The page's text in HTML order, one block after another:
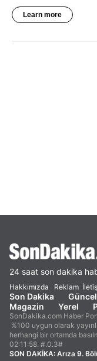
24 saat son dakika
Hakkımızda Reklam
Son Dakika Güncel
Magazin
Yerel
SonDakika.com Haber
%100 uygun olarak
herhangi bir ortamda
02:11:58. #.0.3#
SON DAKİKA: Arıza 9.